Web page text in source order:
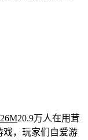
20.9万人在用 茸
戏，玩家们自爱游